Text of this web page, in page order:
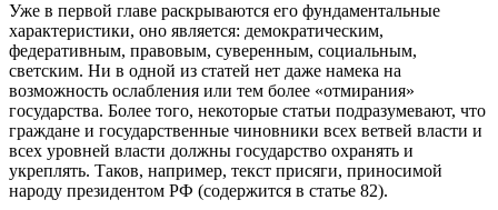
Уже в первой главе раскрываются его фундаментальные
характеристики, оно является: демократическим,
федеративным, правовым, суверенным, социальным,
светским. Ни в одной из статей нет даже намека на
возможность ослабления или тем более «отмирания»
государства. Более того, некоторые статьи подразумевают, что
граждане и государственные чиновники всех ветвей власти и
всех уровней власти должны государство охранять и
укреплять. Таков, например, текст присяги, приносимой
народу президентом РФ (содержится в статье 82).